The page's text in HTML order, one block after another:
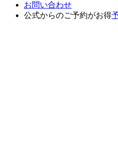
お問い合わせ
公式からのご予約がお得